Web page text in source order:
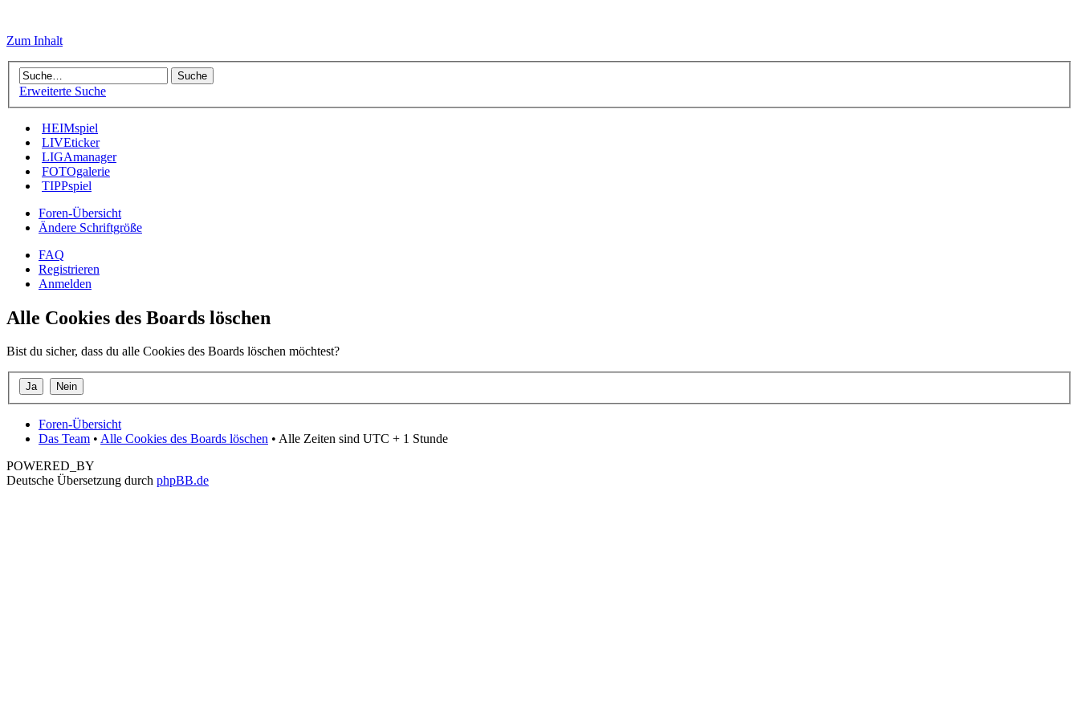
Zum Inhalt
Erweiterte Suche
HEIMspiel
LIVEticker
LIGAmanager
FOTOgalerie
TIPPspiel
Foren-Übersicht
Ändere Schriftgröße
FAQ
Registrieren
Anmelden
Alle Cookies des Boards löschen
Bist du sicher, dass du alle Cookies des Boards löschen möchtest?
Foren-Übersicht
Das Team • Alle Cookies des Boards löschen • Alle Zeiten sind UTC + 1 Stunde
POWERED_BY
Deutsche Übersetzung durch phpBB.de